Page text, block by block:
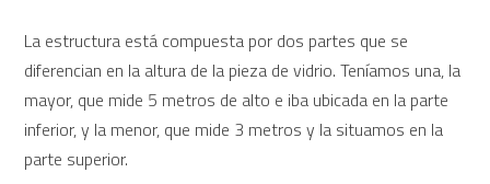
La estructura está compuesta por dos partes que se
diferencian en la altura de la pieza de vidrio. Teníamos una, la
mayor, que mide 5 metros de alto e iba ubicada en la parte
inferior, y la menor, que mide 3 metros y la situamos en la
parte superior.